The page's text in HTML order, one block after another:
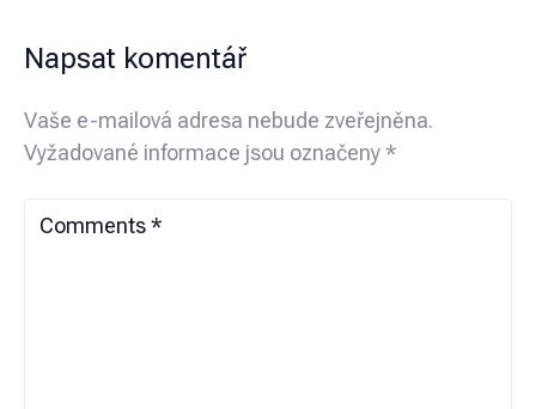
Napsat komentář
Vaše e-mailová adresa nebude zveřejněna.
Vyžadované informace jsou označeny*